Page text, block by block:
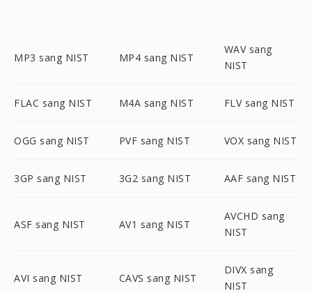
MP3 sang NIST MP4 sang NIST
WAV sang
NIST
FLAC sang NIST M4A sang NIST FLV sang NIST
OGG sang NIST PVF sang NIST VOX sang NIST
3GP sang NIST 3G2 sang NIST AAF sang NIST
ASF sang NIST AV1 sang NIST
AVCHD sang
NIST
AVI sang NIST CAVS sang NIST
DIVX sang
NIST